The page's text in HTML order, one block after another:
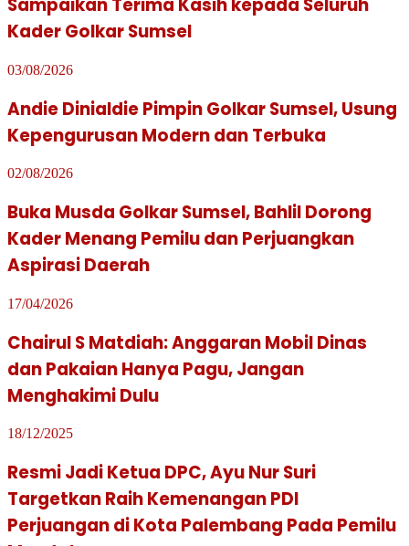
Sampaikan Terima Kasih kepada Seluruh
Kader Golkar Sumsel
03/08/2026
Andie Dinialdie Pimpin Golkar Sumsel, Usung
Kepengurusan Modern dan Terbuka
02/08/2026
Buka Musda Golkar Sumsel, Bahlil Dorong
Kader Menang Pemilu dan Perjuangkan
Aspirasi Daerah
17/04/2026
Chairul S Matdiah: Anggaran Mobil Dinas
dan Pakaian Hanya Pagu, Jangan
Menghakimi Dulu
18/12/2025
Resmi Jadi Ketua DPC, Ayu Nur Suri
Targetkan Raih Kemenangan PDI
Perjuangan di Kota Palembang Pada Pemilu